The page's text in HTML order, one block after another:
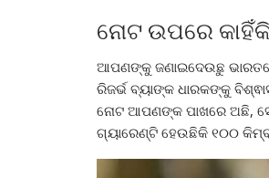
ନୋଟ ଉପରେ
ଆପଣଙ୍କୁ ଜଣାଇଦେଉଛୁ
ରିଜର୍ଭ ବ୍ୟାଙ୍କ ଧାରକଙ୍କୁ
ନୋଟ ଆପଣଙ୍କ ପାଖରେ ଅଛି,
ଗ୍ୟାରେଣ୍ଟି ହେଉଛିକି ୧୦୦